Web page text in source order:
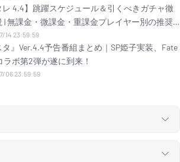
レ 4.4】跳躍スケジュール＆引くべきガチャ徹
| 無課金・微課金・重課金プレイヤー別の推奨
ガイド
14 23:59:59
タ』Ver.4.4予告番組まとめ｜SP姫子実装、Fate
ラボ第2弾が遂に到来！
06 23:59:59